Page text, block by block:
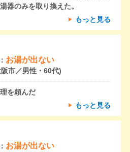
器のみを取り換えた。
もっと見る
お湯が出ない
市／男性・60代)
を頼んだ
もっと見る
お湯が出ない